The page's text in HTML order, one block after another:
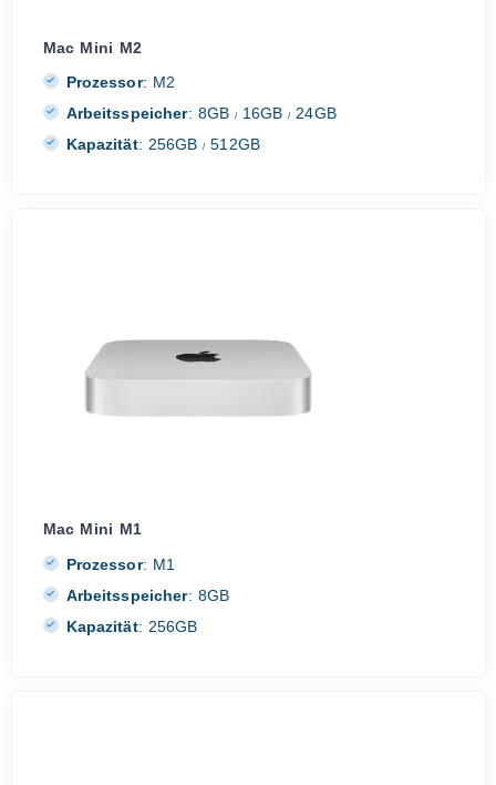
Mac Mini M2
Prozessor: M2
Arbeitsspeicher: 8GB / 16GB/ 24GB
Kapazität: 256GB/ 512GB
Mac Mini M1
Prozessor: M1
Arbeitsspeicher: 8GB
Kapazität: 256GB